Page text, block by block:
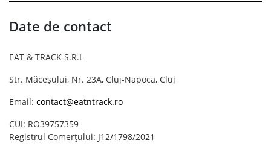
Date de contact
EAT & TRACK S.R.L
Str. Măceșului, Nr. 23A, Cluj-Napoca, Cluj
Email: contact@eatntrack.ro
CUI: RO39757359
Registrul Comerțului: J12/1798/2021